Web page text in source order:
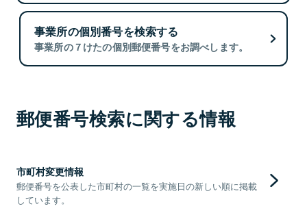
事業所の個別番号を検索する
事業所の７けたの個別郵便番号をお調べします。
郵便番号検索に関する情報
市町村変更情報
郵便番号を公表した市町村の一覧を実施日の新しい順に掲載
しています。